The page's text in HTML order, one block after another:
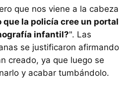
que nos viene a la cabeza
que la policía cree un portal
infantil?". Las
se justificaron afirmando
creado, ya que luego se
y acabar tumbándolo.